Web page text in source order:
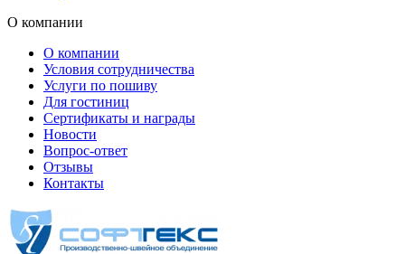
О компании
О компании
Условия сотрудничества
Услуги по пошиву
Для гостиниц
Сертификаты и награды
Новости
Вопрос-ответ
Отзывы
Контакты